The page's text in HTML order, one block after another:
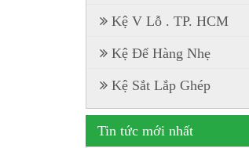
Kệ V Lỗ . TP. HCM
Kệ Để Hàng Nhẹ
Kệ Sắt Lắp Ghép
Tin tức mới nhất